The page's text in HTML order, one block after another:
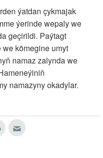
ýatdan çykmajak
ýerinde wepaly we
geçirildi. Paýtagt
we kömegine umyt
namaz zalynda we
namazyny okadylar.